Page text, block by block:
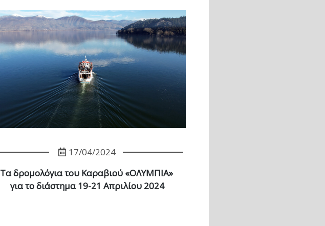
17/04/2024
Τα δρομολόγια του Καραβιού «ΟΛΥΜΠΙΑ»
για το διάστημα 19-21 Απριλίου 2024